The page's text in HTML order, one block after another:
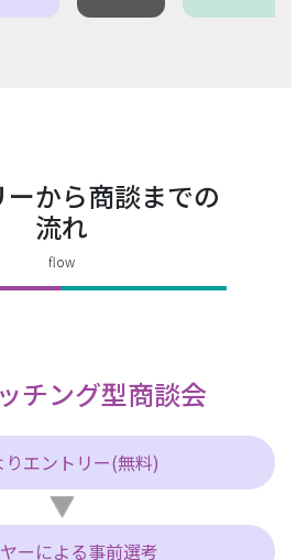
から商談までの
流れ
チング型商談会
りエントリー(無料)
ーによる事前選考